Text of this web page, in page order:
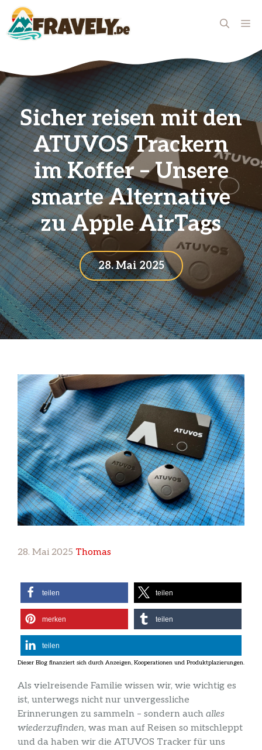
Zum
Inhalt
springen
Sicher reisen mit den
ATUVOS Trackern
im Koffer – Unsere
smarte Alternative
zu Apple AirTags
28. Mai 2025
28. Mai 2025 Thomas
teilen teilen
merken teilen
teilen
Als vielreisende Familie wissen wir, wie wichtig es
ist, unterwegs nicht nur unvergessliche
Erinnerungen zu sammeln – sondern auch alles
wiederzufinden, was man auf Reisen so mitschleppt
und da haben wir die ATUVOS Tracker für uns